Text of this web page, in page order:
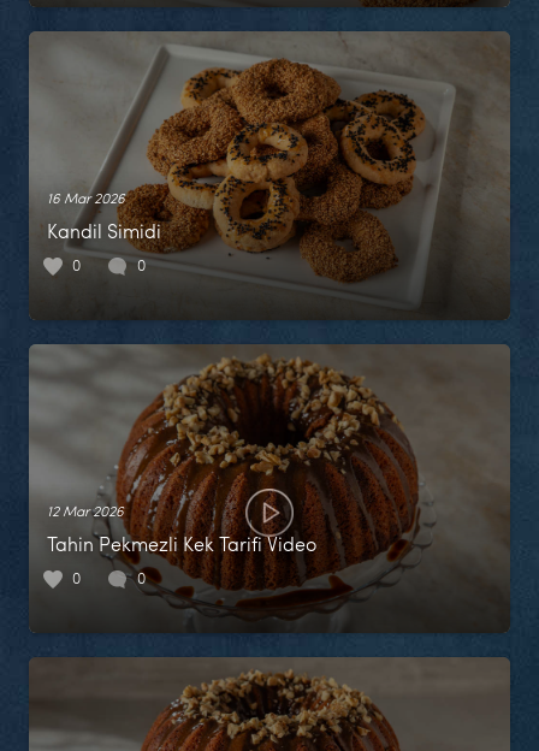
16 Mar 2026
Kandil Simidi
0 0
12 Mar 2026
Tahin Pekmezli Kek Tarifi Video
0 0